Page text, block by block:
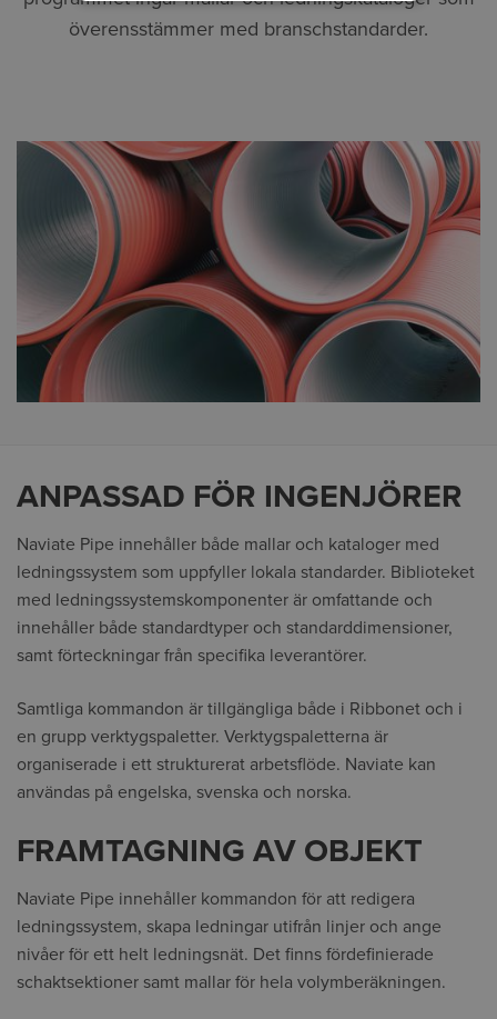
överensstämmer med branschstandarder.
ANPASSAD FÖR INGENJÖRER
Naviate Pipe innehåller både mallar och kataloger med
ledningssystem som uppfyller lokala standarder. Biblioteket
med ledningssystemskomponenter är omfattande och
innehåller både standardtyper och standarddimensioner,
samt förteckningar från specifika leverantörer.
Samtliga kommandon är tillgängliga både i Ribbonet och i
en grupp verktygspaletter. Verktygspaletterna är
organiserade i ett strukturerat arbetsflöde. Naviate kan
användas på engelska, svenska och norska.
FRAMTAGNING AV OBJEKT
Naviate Pipe innehåller kommandon för att redigera
ledningssystem, skapa ledningar utifrån linjer och ange
nivåer för ett helt ledningsnät. Det finns fördefinierade
schaktsektioner samt mallar för hela volymberäkningen.